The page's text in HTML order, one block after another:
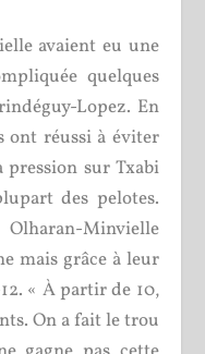
avaient eu une
quelques
Lopez. En
ont réussi à éviter
sur Txabi
des pelotes.
Minvielle
mais grâce à leur
« À partir de 10,
On a fait le trou